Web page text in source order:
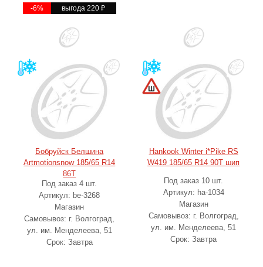
-6% выгода 220₽
Бобруйск Белшина
Artmotionsnow 185/65 R14
86T
Под заказ 4 шт.
Артикул: be-3268
Магазин
Самовывоз: г. Волгоград,
ул. им. Менделеева, 51
Срок: Завтра
Hankook Winter i*Pike RS
W419 185/65 R14 90T шип
Под заказ 10 шт.
Артикул: ha-1034
Магазин
Самовывоз: г. Волгоград,
ул. им. Менделеева, 51
Срок: Завтра